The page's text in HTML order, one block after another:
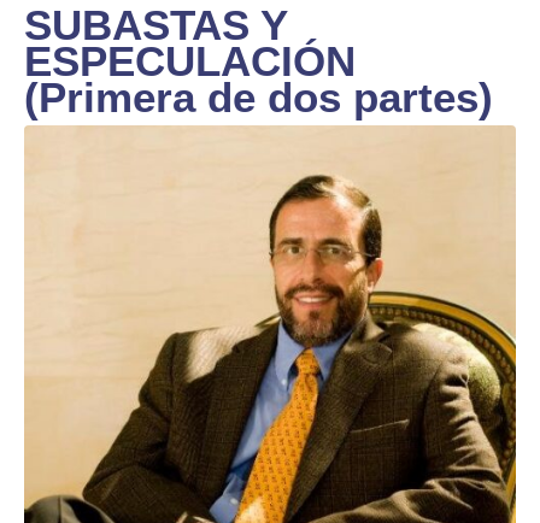
SUBASTAS Y
ESPECULACIÓN
(Primera de dos partes)